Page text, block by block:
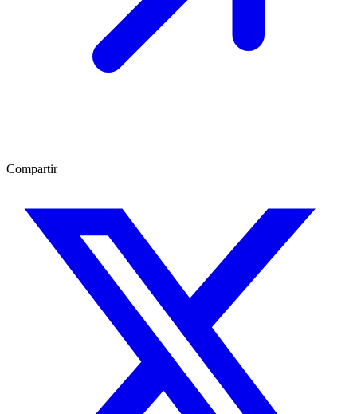
Compartir